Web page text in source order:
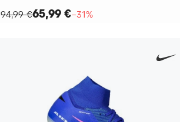
94,99 €65,99 €−31%